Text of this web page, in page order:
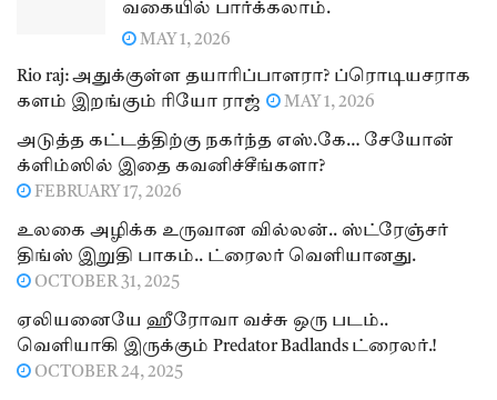
வகையில் பார்க்கலாம்.
MAY 1, 2026
Rio raj: அதுக்குள்ள தயாரிப்பாளரா? ப்ரொடியசராக
களம் இறங்கும் ரியோ ராஜ்
MAY 1, 2026
அடுத்த கட்டத்திற்கு நகர்ந்த எஸ்.கே… சேயோன்
க்ளிம்ஸில் இதை கவனிச்சீங்களா?
FEBRUARY 17, 2026
உலகை அழிக்க உருவான வில்லன்.. ஸ்ட்ரேஞ்சர்
திங்ஸ் இறுதி பாகம்.. ட்ரைலர் வெளியானது.
OCTOBER 31, 2025
ஏலியனையே ஹீரோவா வச்சு ஒரு படம்..
வெளியாகி இருக்கும் Predator Badlands ட்ரைலர்.!
OCTOBER 24, 2025